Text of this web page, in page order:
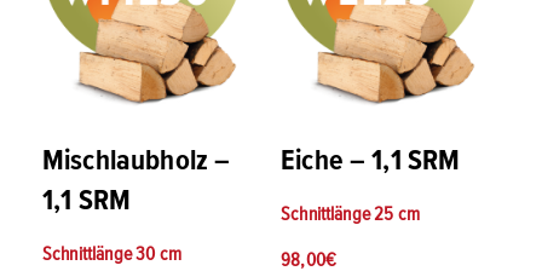
Mischlaubholz –
1,1 SRM
Schnittlänge30 cm
Eiche – 1,1 SRM
Schnittlänge25 cm
98,00€